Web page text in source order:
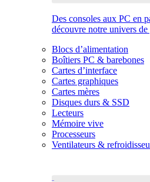
Des consoles aux PC en
découvre notre univers
Blocs d’alimentation
Boîtiers PC & barebones
Cartes d’interface
Cartes graphiques
Cartes mères
Disques durs & SSD
Lecteurs
Mémoire vive
Processeurs
Ventilateurs &